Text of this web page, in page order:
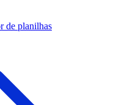
de planilhas